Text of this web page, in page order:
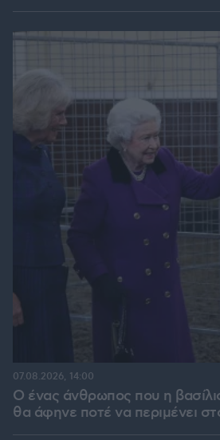
Ο ένας άνθρωπος που η
θα άφηνε ποτέ να περιμένει
07.08.2026, 14:00